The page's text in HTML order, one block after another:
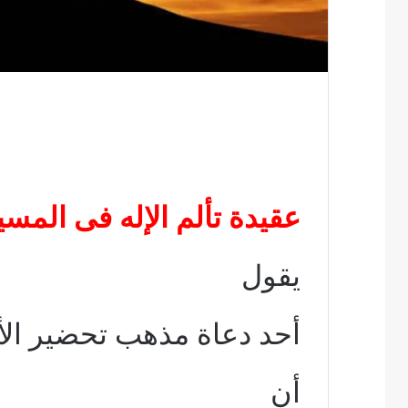
عقيدة تألم الإله فى
يقول
أحد دعاة مذهب تحضير
أن